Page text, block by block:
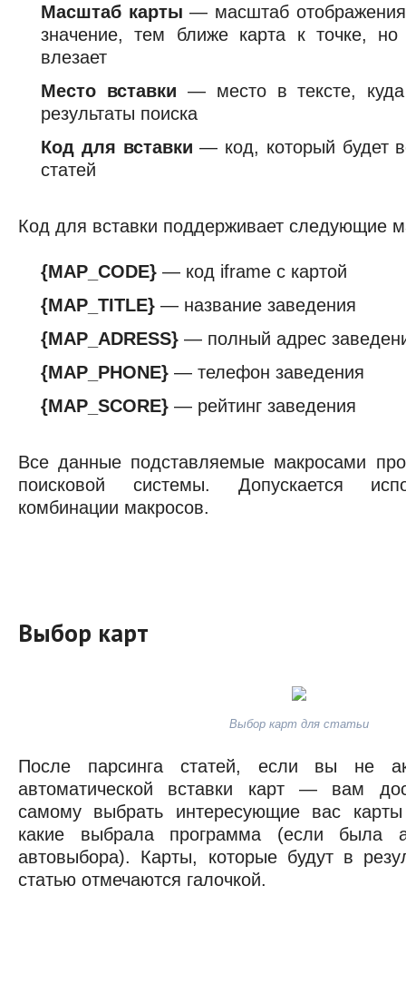
Масштаб карты — масштаб
значение, тем ближе карта к точке,
влезает
Место вставки — место в тексте, куда
результаты поиска
Код для вставки — код, который будет
статей
Код для вставки поддерживает следующие
{MAP_CODE} — код iframe с картой
{MAP_TITLE} — название заведения
{MAP_ADRESS} — полный адрес
{MAP_PHONE} — телефон заведения
{MAP_SCORE} — рейтинг заведения
Все данные подставляемые макросами
поисковой системы. Допускается
комбинации макросов.
Выбор карт
Выбор карт для статьи
После парсинга статей, если вы не
автоматической вставки карт — вам
самому выбрать интересующие вас
какие выбрала программа (если была
автовыбора). Карты, которые будут в
статью отмечаются галочкой.